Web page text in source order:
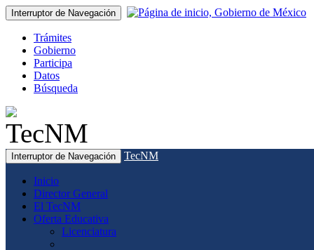
Interruptor de Navegación
Trámites
Gobierno
Participa
Datos
Búsqueda
Interruptor de Navegación TecNM
Inicio
Director General
El TecNM
Oferta Educativa
Licenciatura